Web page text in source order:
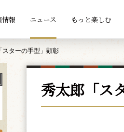
報 ニュース もっと楽しむ
スターの手型」顕彰
秀太郎「ス